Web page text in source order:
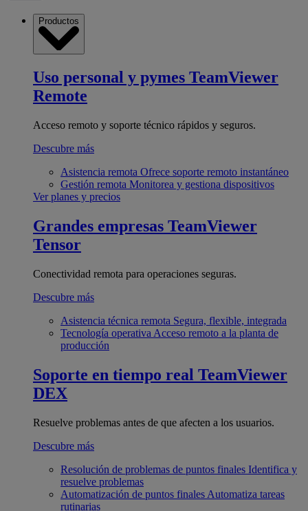
Productos
Uso personal y pymes TeamViewer
Remote
Acceso remoto y soporte técnico rápidos y seguros.
Descubre más
Asistencia remota Ofrece soporte remoto instantáneo
Gestión remota Monitorea y gestiona dispositivos
Ver planes y precios
Grandes empresas TeamViewer
Tensor
Conectividad remota para operaciones seguras.
Descubre más
Asistencia técnica remota Segura, flexible, integrada
Tecnología operativa Acceso remoto a la planta de
producción
Soporte en tiempo real TeamViewer
DEX
Resuelve problemas antes de que afecten a los usuarios.
Descubre más
Resolución de problemas de puntos finales Identifica y
resuelve problemas
Automatización de puntos finales Automatiza tareas
rutinarias